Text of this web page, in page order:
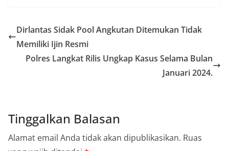
Dinas SDABMBK Perkuat Sinergi dengan
Kecamatan
Ketua DPRD Medan Terima Silaturahmi Kapolres
Belawan, Bahas Narkoba, Kriminalitas hingga
Potensi Ekonomi
Bhabinkamtibmas Polsek Medan Sunggal
rangka menyambut Hari Ulang Tahun
Bhabinkamtibmas Kelurahan Sunggal, Aiptu
Muliyadi Suraukur, melaksanakan kegiatan
Dirlantas Sidak Pool Angkutan Ditemukan Tidak
Memiliki Ijin Resmi
Polres Langkat Rilis Ungkap Kasus Selama Bulan
Januari 2024.
Tinggalkan Balasan
Alamat email Anda tidak akan dipublikasikan. Ruas